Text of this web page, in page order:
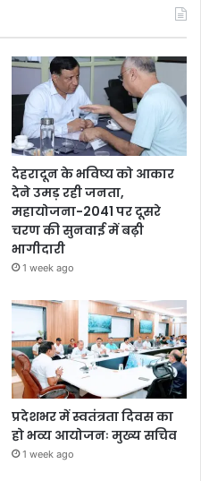
देहरादून के भविष्य को आकार
देने उमड़ रही जनता,
महायोजना-2041 पर दूसरे
चरण की सुनवाई में बढ़ी
भागीदारी
1 week ago
प्रदेशभर में स्वतंत्रता दिवस का
हो भव्य आयोजनः मुख्य सचिव
1 week ago